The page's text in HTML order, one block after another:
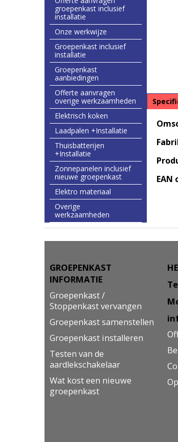
groepenkast inclusief
installatie
Onze werkwijze
Groepenkast inclusief
installatie
Groepenkast
aanbiedingen
Offerte aanvragen
overige werkzaamheden
Elektrisch koken
Laadpalen +Installatie
Thuisbatterijen
+Installatie
Zonnepanelen inclusief
nieuwe groepenkast
Elektro materiaal
Overige
werkzaamheden
EAN
GROEPENKAST
INFORMATIE
Groepenkast /
Stoppenkast vervangen
Groepenkast samenstellen
Groepenkast installeren
Testen van de
aardlekschakelaar
Wat kost een nieuwe
groepenkast